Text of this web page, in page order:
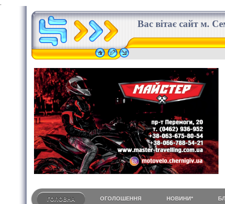
Вас вітає сайт м.
ГОЛОВНА ОГОЛОШЕННЯ НОВИНИ*